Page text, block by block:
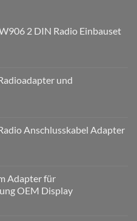
2 DIN Radio Einbauset
und
Anschlusskabel Adapter
Adapter für
OEM Display